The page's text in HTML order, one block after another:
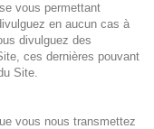
vous permettant
en aucun cas à
divulguez des
ces dernières pouvant
Site.
vous nous transmettez